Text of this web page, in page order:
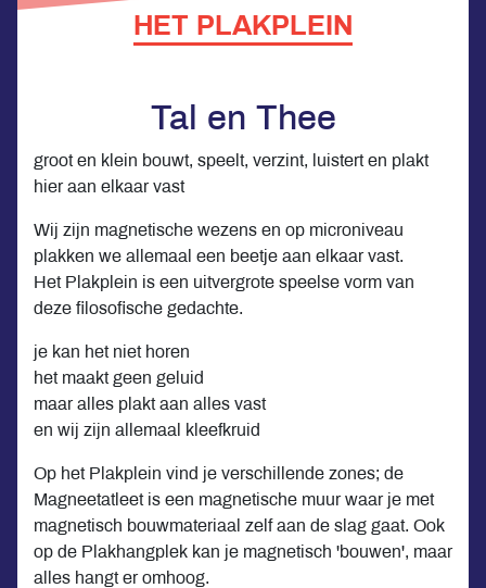
HET PLAKPLEIN
Tal en Thee
groot en klein bouwt, speelt, verzint, luistert en plakt
hier aan elkaar vast
Wij zijn magnetische wezens en op microniveau
plakken we allemaal een beetje aan elkaar vast.
Het Plakplein is een uitvergrote speelse vorm van
deze filosofische gedachte.
je kan het niet horen
het maakt geen geluid
maar alles plakt aan alles vast
en wij zijn allemaal kleefkruid
Op het Plakplein vind je verschillende zones; de
Magneetatleet is een magnetische muur waar je met
magnetisch bouwmateriaal zelf aan de slag gaat. Ook
op de Plakhangplek kan je magnetisch 'bouwen', maar
alles hangt er omhoog.